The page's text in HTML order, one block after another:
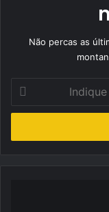
Não percas as
seu
de